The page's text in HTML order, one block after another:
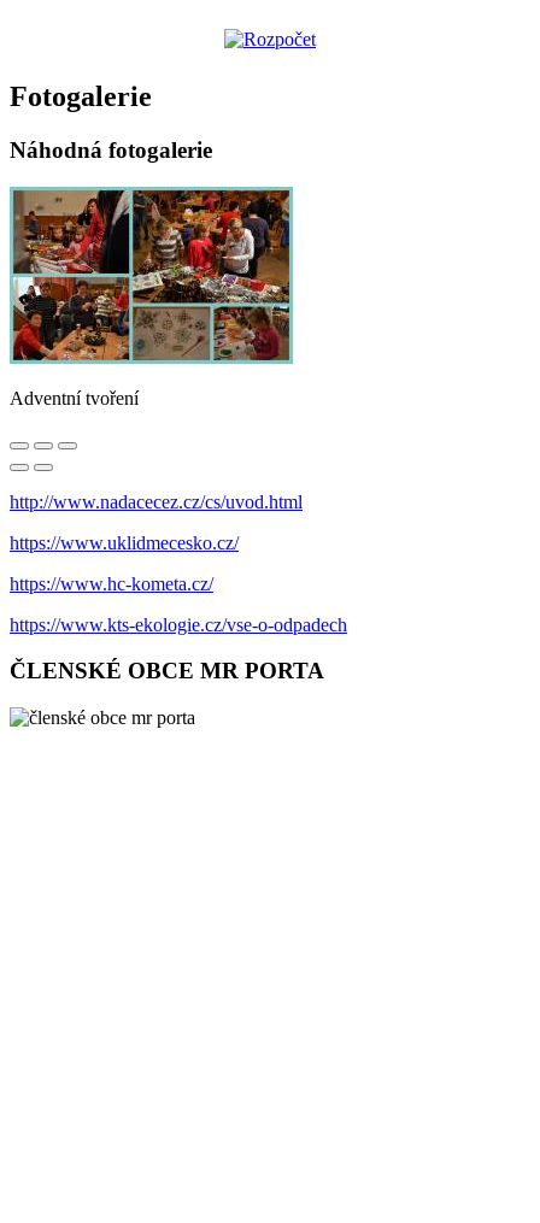
Fotogalerie
Náhodná fotogalerie
Adventní tvoření
http://www.nadacecez.cz/cs/uvod.html
https://www.uklidmecesko.cz/
https://www.hc-kometa.cz/
https://www.kts-ekologie.cz/vse-o-odpadech
ČLENSKÉ OBCE MR PORTA